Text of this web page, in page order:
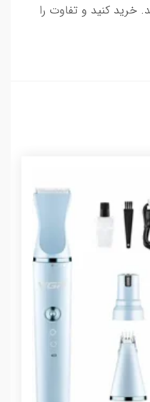
خرید کنید و تفاوت را